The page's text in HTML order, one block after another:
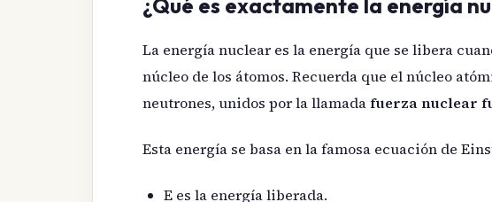
¿Qué es exactamente la energía
La energía nuclear es la energía que se libera
núcleo de los átomos. Recuerda que el núcleo
neutrones, unidos por la llamadafuerza nuclear
Esta energía se basa en la famosa ecuación de
E es la energía liberada.